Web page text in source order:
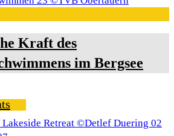
Kraft des
im Bergsee